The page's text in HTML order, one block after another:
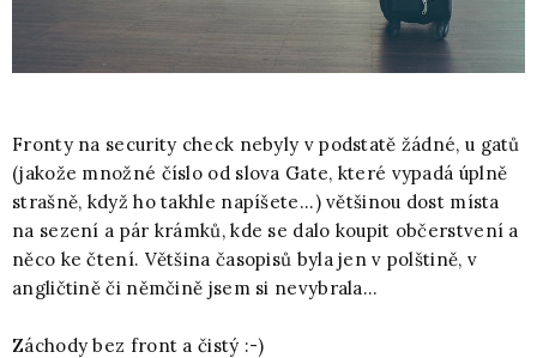
Fronty na security check nebyly v podstatě žádné, u gatů
(jakože množné číslo od slova Gate, které vypadá úplně
strašně, když ho takhle napíšete...) většinou dost místa
na sezení a pár krámků, kde se dalo koupit občerstvení a
něco ke čtení. Většina časopisů byla jen v polštině, v
angličtině či němčině jsem si nevybrala...
Záchody bez front a čistý :-)